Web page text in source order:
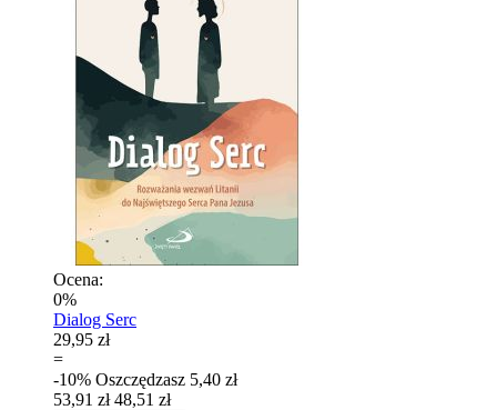
Ocena:
0%
Dialog Serc
29,95 zł
=
-10% Oszczędzasz 5,40 zł
53,91 zł 48,51 zł